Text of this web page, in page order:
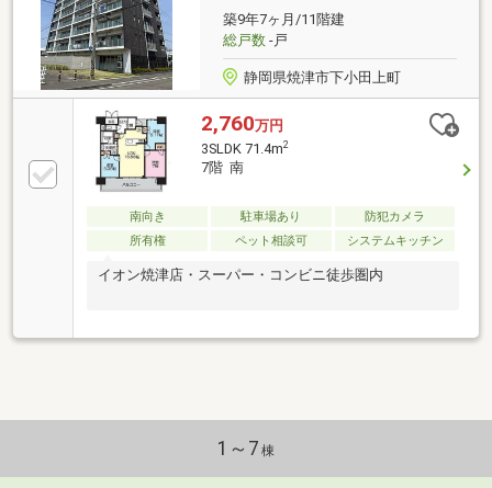
築9年7ヶ月/11階建
総戸数-戸
静岡県焼津市下小田上町
2,760万円
3SLDK 71.4m2
7階 南
南向き 駐車場あり
防犯カメラ
所有権
ペット相談可 システムキッチン
イオン焼津店・スーパー・コンビニ徒歩圏内
1～7 棟